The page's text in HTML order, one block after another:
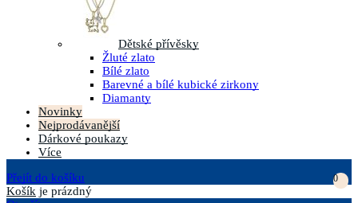
Dětské přívěsky
Žluté zlato
Bílé zlato
Barevné a bílé kubické zirkony
Diamanty
Novinky
Nejprodávanější
Dárkové poukazy
Více
Přejít do košíku
0
Košík je prázdný